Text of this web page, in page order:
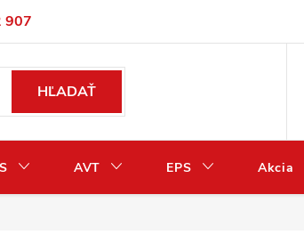
907peňazí
HĽADAŤ
AVT EPS Akcia